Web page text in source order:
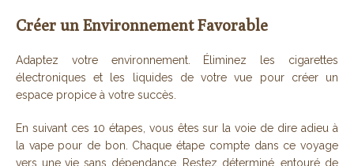
Créer un Environnement Favorable
Adaptez votre environnement. Éliminez les cigarettes
électroniques et les liquides de votre vue pour créer un
espace propice à votre succès.
En suivant ces 10 étapes, vous êtes sur la voie de dire adieu à
la vape pour de bon. Chaque étape compte dans ce voyage
vers une vie sans dépendance. Restez déterminé, entouré de